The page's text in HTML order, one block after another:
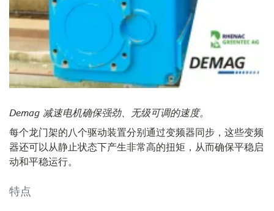
Demag 减速电机确保强劲、无级可调的速度。
每个龙门架的八个驱动装置分别通过变频器同步，这些变频
器还可以从静止状态下产生非常高的扭矩，从而确保平稳启
动和平稳运行。
特点